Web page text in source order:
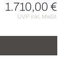
1.710,00 €
UVP inkl. MwSt.